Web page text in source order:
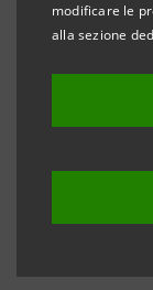
modificare le
alla sezione
l’esercizio